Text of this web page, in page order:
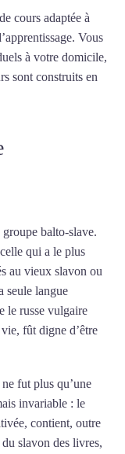
cours adaptée à
Vous
à votre domicile,
sont construits en
balto-slave.
qui a le plus
au vieux slavon ou
seule langue
le russe vulgaire
fût digne d’être
fut plus qu’une
invariable : le
contient, outre
slavon des livres,